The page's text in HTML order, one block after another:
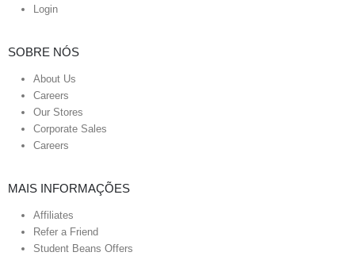
Login
SOBRE NÓS
About Us
Careers
Our Stores
Corporate Sales
Careers
MAIS INFORMAÇÕES
Affiliates
Refer a Friend
Student Beans Offers